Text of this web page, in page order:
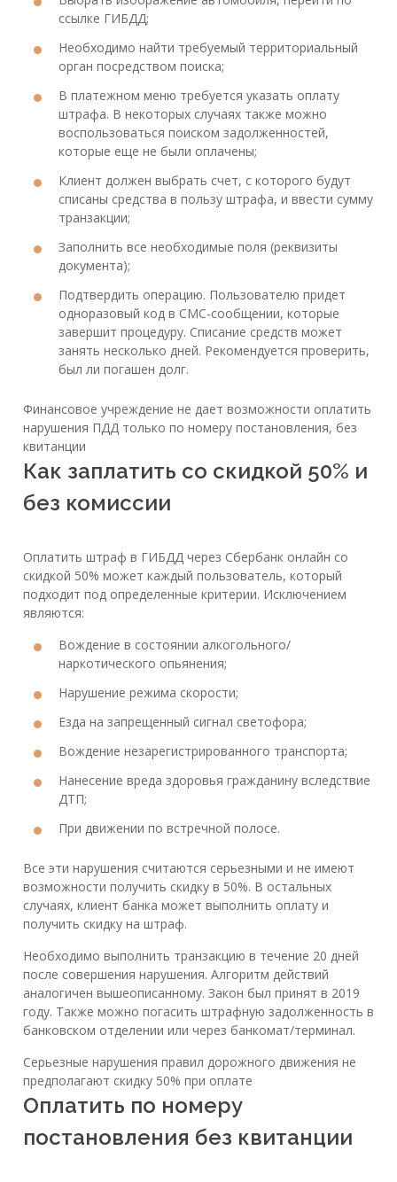
ссылке ГИБДД;
Необходимо найти требуемый территориальный
орган посредством поиска;
В платежном меню требуется указать оплату
штрафа. В некоторых случаях также можно
воспользоваться поиском задолженностей,
которые еще не были оплачены;
Клиент должен выбрать счет, с которого будут
списаны средства в пользу штрафа, и ввести сумму
транзакции;
Заполнить все необходимые поля (реквизиты
документа);
Подтвердить операцию. Пользователю придет
одноразовый код в СМС-сообщении, которые
завершит процедуру. Списание средств может
занять несколько дней. Рекомендуется проверить,
был ли погашен долг.
Финансовое учреждение не дает возможности оплатить
нарушения ПДД только по номеру постановления, без
квитанции
Как заплатить со скидкой 50% и
без комиссии
Оплатить штраф в ГИБДД через Сбербанк онлайн со
скидкой 50% может каждый пользователь, который
подходит под определенные критерии. Исключением
являются:
Вождение в состоянии алкогольного/
наркотического опьянения;
Нарушение режима скорости;
Езда на запрещенный сигнал светофора;
Вождение незарегистрированного транспорта;
Нанесение вреда здоровья гражданину вследствие
ДТП;
При движении по встречной полосе.
Все эти нарушения считаются серьезными и не имеют
возможности получить скидку в 50%. В остальных
случаях, клиент банка может выполнить оплату и
получить скидку на штраф.
Необходимо выполнить транзакцию в течение 20 дней
после совершения нарушения. Алгоритм действий
аналогичен вышеописанному. Закон был принят в 2019
году. Также можно погасить штрафную задолженность в
банковском отделении или через банкомат/терминал.
Серьезные нарушения правил дорожного движения не
предполагают скидку 50% при оплате
Оплатить по номеру
постановления без квитанции